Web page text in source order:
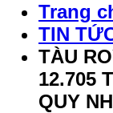
Trang
TIN
TÀU
12.705
QUY